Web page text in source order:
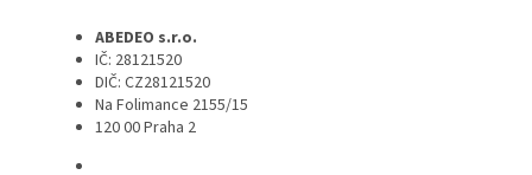
ABEDEO s.r.o.
IČ: 28121520
DIČ: CZ28121520
Na Folimance 2155/15
120 00 Praha 2